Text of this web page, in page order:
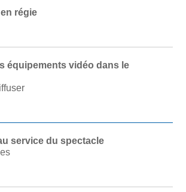
régie
équipements vidéo dans le
service du spectacle